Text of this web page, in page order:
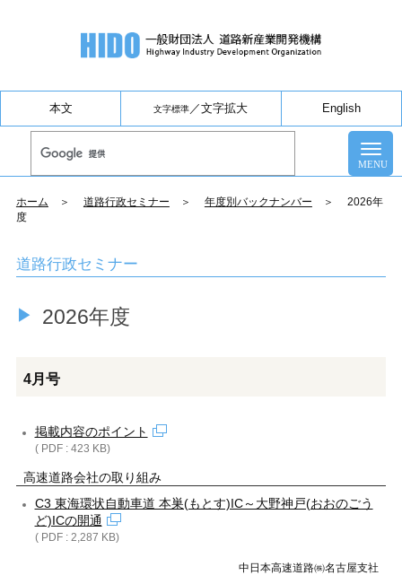
本文 文字標準／文字拡大 English
ホーム ＞ 道路行政セミナー ＞ 年度別バックナンバー ＞ 2026年
度
道路行政セミナー
2026年度
4月号
掲載内容のポイント
( PDF : 423 KB)
高速道路会社の取り組み
C3 東海環状自動車道 本巣(もとす)IC～大野神戸(おおのごう
ど)ICの開通
( PDF : 2,287 KB)
中日本高速道路㈱名古屋支社